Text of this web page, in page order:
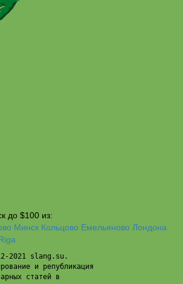
до $100 из:
Минск Кольцово Емельяново Лондона
2021 slang.su.
и републикация
статей в